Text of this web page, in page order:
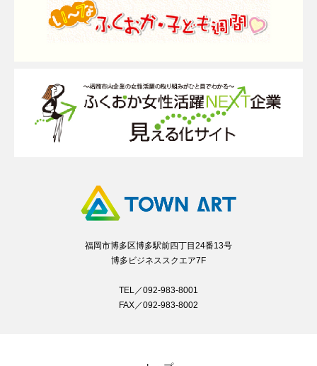
福岡市博多区博多駅前四丁目24番13号
博多ビジネススクエア7F
TEL／092-983-8001
FAX／092-983-8002